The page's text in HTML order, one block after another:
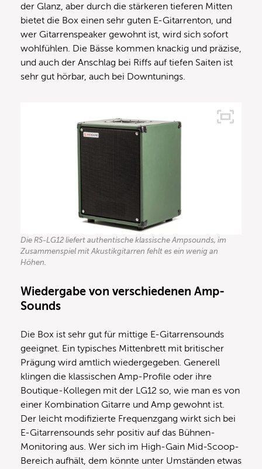
der Glanz, aber durch die stärkeren tieferen Mitten
bietet die Box einen sehr guten E-Gitarrenton, und
wer Gitarrenspeaker gewohnt ist, wird sich sofort
wohlfühlen. Die Bässe kommen knackig und präzise,
und auch der Anschlag bei Riffs auf tiefen Saiten ist
sehr gut hörbar, auch bei Downtunings.
Die RS-LG12 liefert authentische klassische Ampsounds, im
Zusammenspiel mit Akustikgitarren fehlt es ein wenig an
Höhen.
Wiedergabe von verschiedenen Amp-
Sounds
Die Box ist sehr gut für mittige E-Gitarrensounds
geeignet. Ein typisches Mittenbrett mit britischer
Prägung wird amtlich wiedergegeben. Generell
klingen die klassischen Amp-Profile oder ihre
Boutique-Kollegen mit der LG12 so, wie man es von
einer Kombination Gitarre und Amp gewohnt ist.
Der leicht modifizierte Frequenzgang wirkt sich bei
E-Gitarrensounds sehr positiv auf das Bühnen-
Monitoring aus. Wer sich im High-Gain Mid-Scoop-
Bereich aufhält, dem könnte unter Umständen etwas